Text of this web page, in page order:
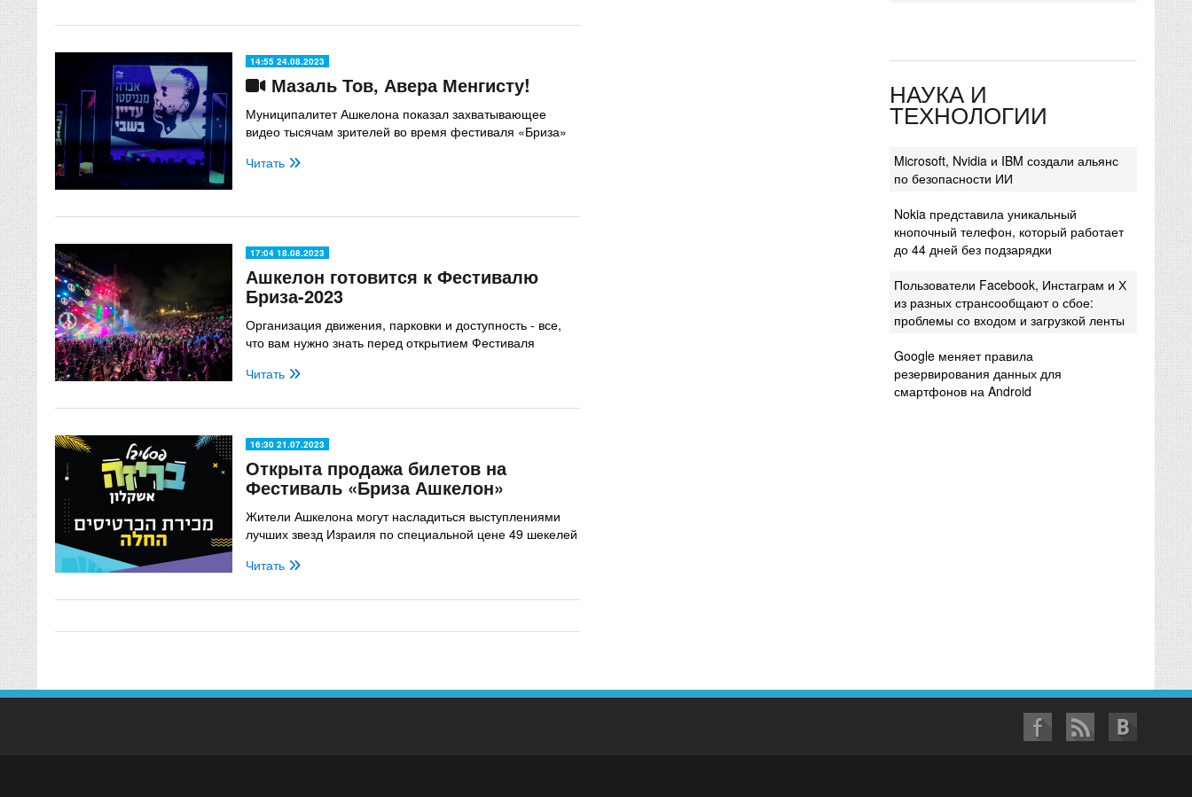
14:55 24.08.2023
Мазаль Тов, Авера Менгисту!
Муниципалитет Ашкелона показал захватывающее
видео тысячам зрителей во время фестиваля «Бриза»
Читать
17:04 18.08.2023
Ашкелон готовится к Фестивалю
Бриза-2023
Организация движения, парковки и доступность - все,
что вам нужно знать перед открытием Фестиваля
Читать
16:30 21.07.2023
Открыта продажа билетов на
Фестиваль «Бриза Ашкелон»
Жители Ашкелона могут насладиться выступлениями
лучших звезд Израиля по специальной цене 49 шекелей
Читать
НАУКА И
ТЕХНОЛОГИИ
Microsoft, Nvidia и IBM создали альянс
по безопасности ИИ
Nokia представила уникальный
кнопочный телефон, который работает
до 44 дней без подзарядки
Пользователи Facebook, Инстаграм и Х
из разных странсообщают о сбое:
проблемы со входом и загрузкой ленты
Google меняет правила
резервирования данных для
смартфонов на Android